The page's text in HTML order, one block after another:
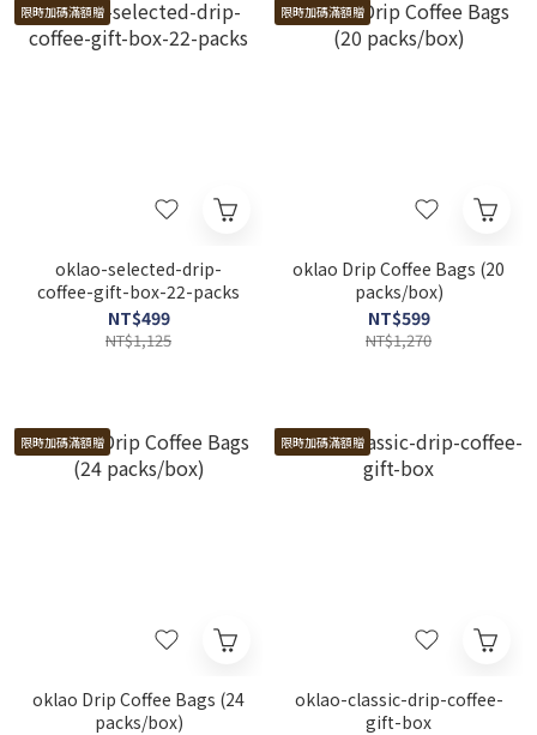
限時加碼滿額贈
oklao-selected-drip-
coffee-gift-box-22-packs
NT$499
NT$1,125
限時加碼滿額贈
oklao Drip Coffee Bags (20
packs/box)
NT$599
NT$1,270
限時加碼滿額贈
oklao Drip Coffee Bags (24
packs/box)
限時加碼滿額贈
oklao-classic-drip-coffee-
gift-box